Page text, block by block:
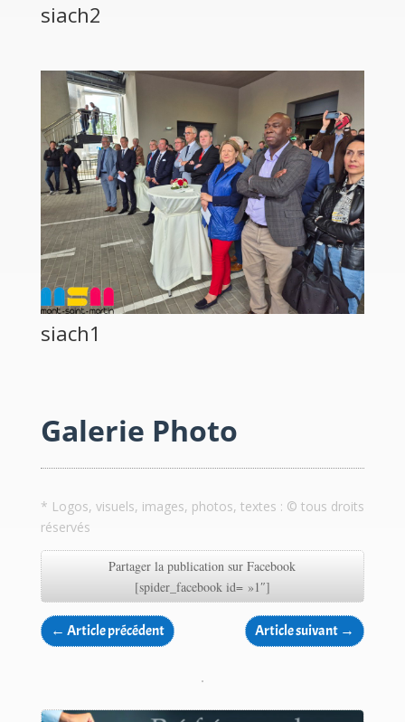
siach2
siach1
Galerie Photo
* Logos, visuels, images, photos, textes : © tous droits
réservés
Partager la publication sur Facebook
[spider_facebook id= »1″]
← Article précédent Article suivant →